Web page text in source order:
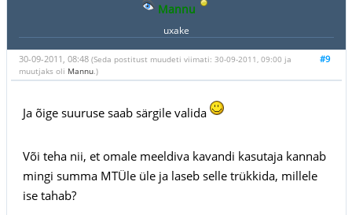
Mannu
uxake
#9
30-09-2011, 08:48 (Seda postitust muudeti viimati: 30-09-2011, 09:00 ja
muutjaks oli Mannu.)
Ja õige suuruse saab särgile valida
Või teha nii, et omale meeldiva kavandi kasutaja kannab
mingi summa MTÜle üle ja laseb selle trükkida, millele
ise tahab?